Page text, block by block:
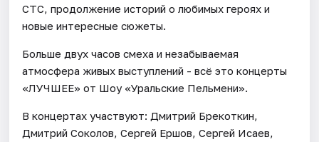
СТС, продолжение историй о любимых героях и
новые интересные сюжеты.
Больше двух часов смеха и незабываемая
атмосфера живых выступлений - всё это концерты
«ЛУЧШЕЕ» от Шоу «Уральские Пельмени».
В концертах участвуют: Дмитрий Брекоткин,
Дмитрий Соколов, Сергей Ершов, Сергей Исаев,